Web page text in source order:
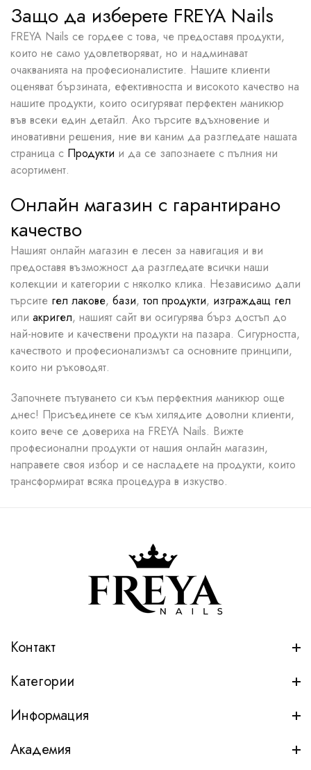
Защо да изберете FREYA Nails
FREYA Nails се гордее с това, че предоставя продукти,
които не само удовлетворяват, но и надминават
очакванията на професионалистите. Нашите клиенти
оценяват бързината, ефективността и високото качество на
нашите продукти, които осигуряват перфектен маникюр
във всеки един детайл. Ако търсите вдъхновение и
иновативни решения, ние ви каним да разгледате нашата
страница с Продукти и да се запознаете с пълния ни
асортимент.
Онлайн магазин с гарантирано
качество
Нашият онлайн магазин е лесен за навигация и ви
предоставя възможност да разгледате всички наши
колекции и категории с няколко клика. Независимо дали
търсите гел лакове, бази, топ продукти, изграждащ гел
или акригел, нашият сайт ви осигурява бърз достъп до
най-новите и качествени продукти на пазара. Сигурността,
качеството и професионализмът са основните принципи,
които ни ръководят.
Започнете пътуването си към перфектния маникюр още
днес! Присъединете се към хилядите доволни клиенти,
които вече се довериха на FREYA Nails. Вижте
професионални продукти от нашия онлайн магазин,
направете своя избор и се насладете на продукти, които
трансформират всяка процедура в изкуство.
Контакт
Категории
Информация
Академия